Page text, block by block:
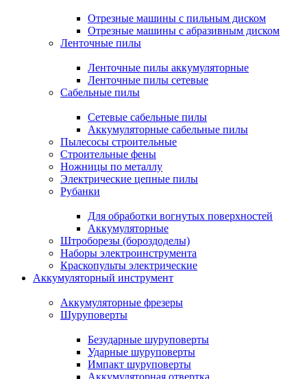
Отрезные машины с пильным диском
Отрезные машины с абразивным диском
Ленточные пилы
Ленточные пилы аккумуляторные
Ленточные пилы сетевые
Сабельные пилы
Сетевые сабельные пилы
Аккумуляторные сабельные пилы
Пылесосы строительные
Строительные фены
Ножницы по металлу
Электрические цепные пилы
Рубанки
Для обработки вогнутых поверхностей
Аккумуляторные
Штроборезы (бороздоделы)
Наборы электроинструмента
Краскопульты электрические
Аккумуляторный инструмент
Аккумуляторные фрезеры
Шуруповерты
Безударные шуруповерты
Ударные шуруповерты
Импакт шуруповерты
Аккумуляторная отвертка